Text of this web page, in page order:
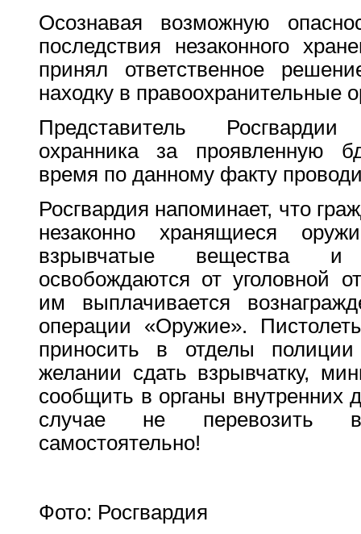
Осознавая возможную
последствия незаконного
принял ответственное
находку в правоохранительные
Представитель
охранника за проявленную
время по данному факту
Росгвардия напоминает, что
незаконно хранящиеся
взрывчатые вещества и
освобождаются от уголовной
им выплачивается
операции «Оружие».
приносить в отделы
желании сдать взрывчатку,
сообщить в органы внутренних
случае не перевозить
самостоятельно!
Фото: Росгвардия